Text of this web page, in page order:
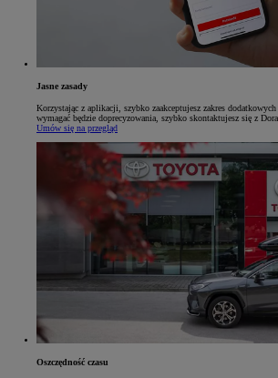
Jasne zasady
Korzystając z aplikacji, szybko zaakceptujesz zakres
wymagać będzie doprecyzowania, szybko skontaktujesz się z
Umów się na przegląd
Oszczędność czasu